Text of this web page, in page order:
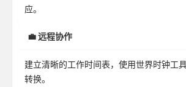
应。
💼 远程协作
建立清晰的工作时间表，使用世界时钟工
转换。